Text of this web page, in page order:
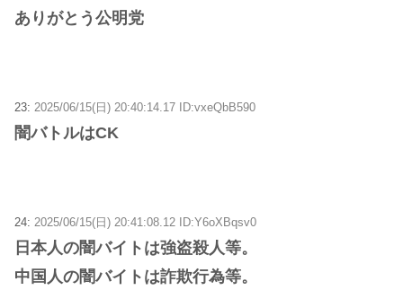
ありがとう公明党
23: 2025/06/15(日) 20:40:14.17 ID:vxeQbB590
闇バトルはCK
24: 2025/06/15(日) 20:41:08.12 ID:Y6oXBqsv0
日本人の闇バイトは強盗殺人等。
中国人の闇バイトは詐欺行為等。